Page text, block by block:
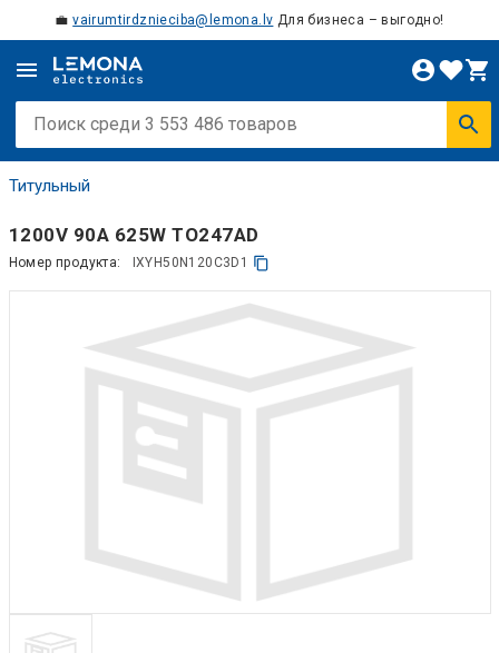
💼vairumtirdznieciba@lemona.lv Для бизнеса – выгодно!
Титульный
1200V 90A 625W TO247AD
Номер продукта: IXYH50N120C3D1